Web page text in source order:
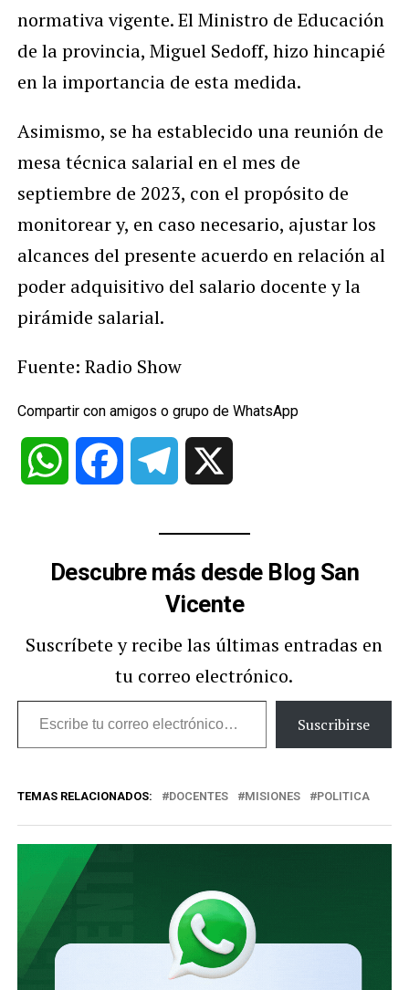
normativa vigente. El Ministro de Educación
de la provincia, Miguel Sedoff, hizo hincapié
en la importancia de esta medida.
Asimismo, se ha establecido una reunión de
mesa técnica salarial en el mes de
septiembre de 2023, con el propósito de
monitorear y, en caso necesario, ajustar los
alcances del presente acuerdo en relación al
poder adquisitivo del salario docente y la
pirámide salarial.
Fuente: Radio Show
Compartir con amigos o grupo de WhatsApp
WhatsApp Facebook Telegram
Descubre más desde Blog San
Vicente
Suscríbete y recibe las últimas entradas en
tu correo electrónico.
Escribe
tu
electrónico…
Suscribirse
TEMAS RELACIONADOS: DOCENTES MISIONES POLITICA